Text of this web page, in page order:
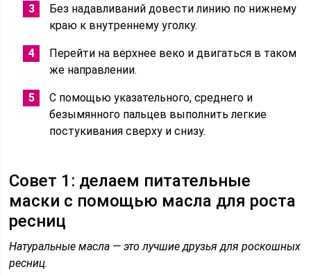
Без надавливаний довести линию по нижнему
краю к внутреннему уголку.
Перейти на верхнее веко и двигаться в таком
же направлении.
С помощью указательного, среднего и
безымянного пальцев выполнить легкие
постукивания сверху и снизу.
Совет 1: делаем питательные
маски с помощью масла для роста
ресниц
Натуральные масла — это лучшие друзья для роскошных
ресниц.